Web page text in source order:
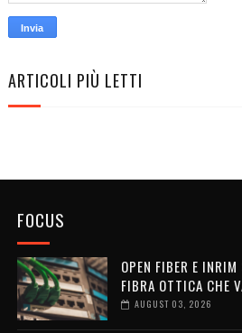
ARTICOLI PIÙ LETTI
FOCUS
OPEN FIBER E
FIBRA OTTICA CHE
AUGUST 03, 2026